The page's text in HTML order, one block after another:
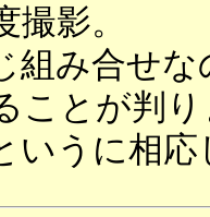
影。
組み合せ
ことが判
いうに相